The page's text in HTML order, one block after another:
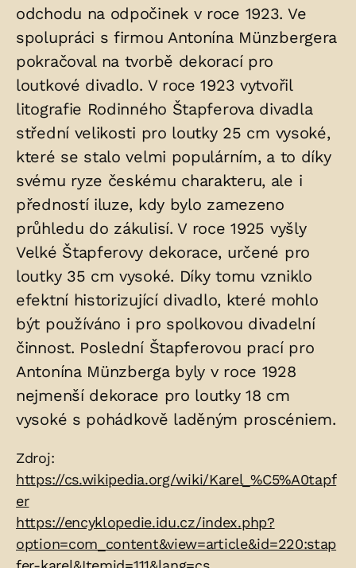
odchodu na odpočinek v roce 1923. Ve
spolupráci s firmou Antonína Münzbergera
pokračoval na tvorbě dekorací pro
loutkové divadlo. V roce 1923 vytvořil
litografie Rodinného Štapferova divadla
střední velikosti pro loutky 25 cm vysoké,
které se stalo velmi populárním, a to díky
svému ryze českému charakteru, ale i
předností iluze, kdy bylo zamezeno
průhledu do zákulisí. V roce 1925 vyšly
Velké Štapferovy dekorace, určené pro
loutky 35 cm vysoké. Díky tomu vzniklo
efektní historizující divadlo, které mohlo
být používáno i pro spolkovou divadelní
činnost. Poslední Štapferovou prací pro
Antonína Münzberga byly v roce 1928
nejmenší dekorace pro loutky 18 cm
vysoké s pohádkově laděným proscéniem.
Zdroje:
Zdroj:
https://cs.wikipedia.org/wiki/Karel_%C5%A0tapf
er
https://encyklopedie.idu.cz/index.php?
option=com_content&view=article&id=220:stap